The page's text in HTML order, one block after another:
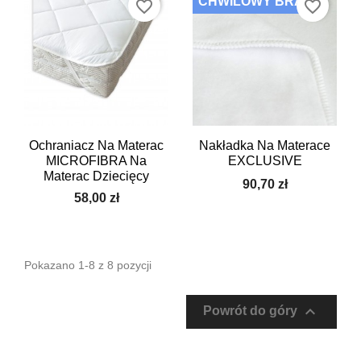
Ochraniacz Na Materac
MICROFIBRA Na
Materac Dziecięcy
58,00 zł
favorite_border
Nakładka Na Materace
EXCLUSIVE
90,70 zł
favorite_border
Pokazano 1-8 z 8 pozycji
Powrót do góry 